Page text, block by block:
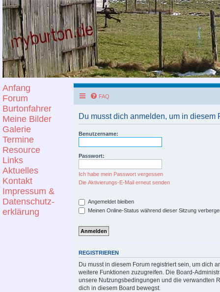
Anfang
Forum
Burtonfahrer
Meine Bilder
Galerie
Termine
Resource
Links
Aktuelles
Kontakt
Impressum &
Datenschutz-
erklärung
FAQ
Du musst dich anmelden, um in diesem
Benutzername:
Passwort:
Ich habe mein Passwort vergessen
Die Aktivierungs-E-Mail erneut senden
Angemeldet bleiben
Meinen Online-Status während dieser Sitzung
REGISTRIEREN
Du musst in diesem Forum registriert sein, um dich
weitere Funktionen zuzugreifen. Die Board-
unsere Nutzungsbedingungen und die verwandten
dich in diesem Board bewegst.